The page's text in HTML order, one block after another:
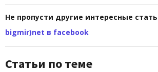
Не пропусти другие интересные
bigmir)net в facebook
Статьи по теме